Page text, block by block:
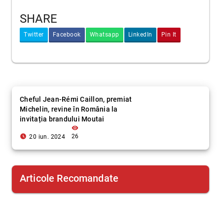
SHARE
Twitter Facebook Whatsapp LinkedIn Pin It
Cheful Jean-Rémi Caillon, premiat
Michelin, revine în România la
invitația brandului Moutai
access_time_filled 20 iun. 2024
visibility
26
Articole Recomandate